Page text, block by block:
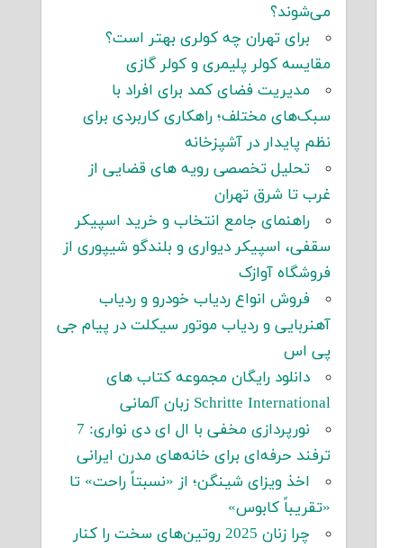
می‌شوند؟
برای تهران چه کولری بهتر است؟
مقایسه کولر پلیمری و کولر گازی
مدیریت فضای کمد برای افراد با
سبک‌های مختلف؛ راهکاری کاربردی برای
نظم پایدار در آشپزخانه
تحلیل تخصصی رویه های قضایی از
غرب تا شرق تهران
راهنمای جامع انتخاب و خرید اسپیکر
سقفی، اسپیکر دیواری و بلندگو شیپوری از
فروشگاه آوازک
فروش انواع ردیاب خودرو و ردیاب
آهنربایی و ردیاب موتور سیکلت در پیام جی
پی اس
دانلود رایگان مجموعه کتاب های
Schritte International زبان آلمانی
نورپردازی مخفی با ال ای دی نواری: 7
ترفند حرفه‌ای برای خانه‌های مدرن ایرانی
اخذ ویزای شینگن؛ از «نسبتاً راحت» تا
«تقریباً کابوس»
چرا زنان 2025 روتین‌های سخت را کنار